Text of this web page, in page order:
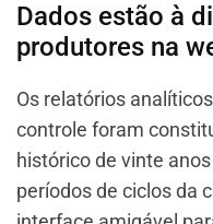
Dados estão à
produtores na
Os relatórios
controle foram
histórico de vinte
períodos de ciclos da